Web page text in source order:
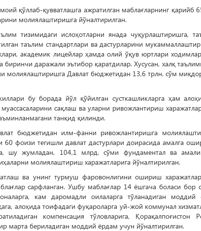
қўллаб-қувватлашга ажратилган маблағларнинг
молиялаштиришга йўналтирилган.
тизимидаги ислоҳотларни янада чуқурлаштиришга,
таълим стандартлари ва дастурларини
академик лицейлар ҳамда олий ўқув юртлари
биринчи даражали эътибор қаратдилар. Хусусан, халқ
молиялаштиришга Давлат бюджетидан 13,6 трлн. сўм
бу борада йўл қўйилган сусткашликларга ҳам
сақлаш ва уларни ривожлантириш
танқид қилинди.
бюджетидан илм-фанни ривожлантиришга
фоизи тегишли давлат дастурлари доирасида амалга
шу жумладан, 104,1 млрд. сўми фундаментал ва
молиялаштириш харажатларига йўналтирилган.
ва унинг турмуш фаровонлигини ошириш
сарфланган. Ушбу маблағлар 14 ёшгача боласи бор
кам даромадли оилаларга тўланадиган моддий
алоҳида тоифадаги фуқароларга уй-жой коммунал
компенсация тўловларига, Қорақалпоғистон
марта бериладиган моддий ёрдам учун йўналтирилган.